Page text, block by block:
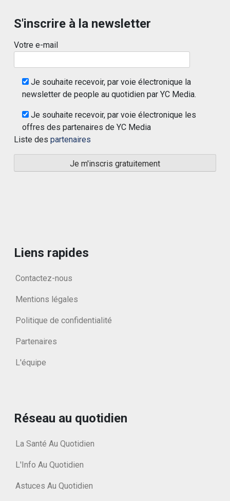
S'inscrire à la newsletter
Votre e-mail
Je souhaite recevoir, par voie électronique la
newsletter de people au quotidien par YC Media.
Je souhaite recevoir, par voie électronique les
offres des partenaires de YC Media
Liste des partenaires
Liens rapides
Contactez-nous
Mentions légales
Politique de confidentialité
Partenaires
L'équipe
Réseau au quotidien
La Santé Au Quotidien
L'Info Au Quotidien
Astuces Au Quotidien